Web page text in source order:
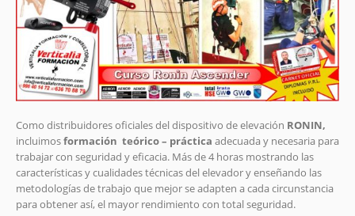
Como distribuidores oficiales del dispositivo de elevación RONIN,
incluimosformación teórico – práctica adecuada y necesaria para
trabajar con seguridad y eficacia. Más de 4 horas mostrando las
características y cualidades técnicas del elevador y enseñando las
metodologías de trabajo que mejor se adapten a cada circunstancia
para obtener así, el mayor rendimiento con total seguridad.